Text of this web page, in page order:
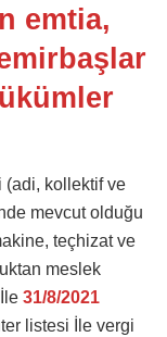
emtia,
(adi, kollektif ve
mevcut olduğu
teçhizat ve
meslek
31/8/2021
listesi İle vergi